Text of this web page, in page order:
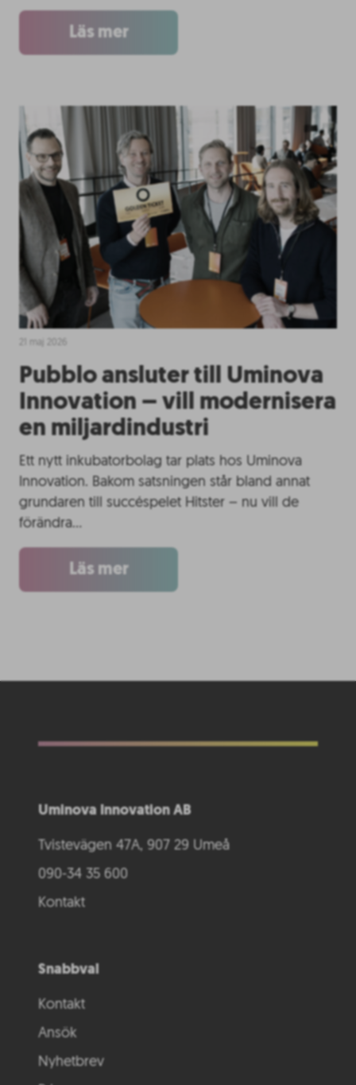
Läs mer
Pubblo ansluter till Uminova
Innovation – vill modernisera
en miljardindustri
Ett nytt inkubatorbolag tar plats hos Uminova
Innovation. Bakom satsningen står bland annat
grundaren till succéspelet Hitster – nu vill de
förändra…
Läs mer
Uminova Innovation AB
Tvistevägen 47A, 907 29 Umeå
090-34 35 600
Kontakt
Snabbval
Kontakt
Ansök
Nyhetbrev